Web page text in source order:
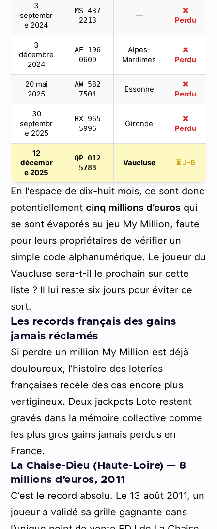
3
septembr
e 2024
MS 437
2213
—
❌
Perdu
3
décembre
2024
AE 196
0600
Alpes-
Maritimes
❌
Perdu
20 mai
2025
AW 582
7504
Essonne
❌
Perdu
30
septembr
e 2025
HX 965
5996
Gironde
❌
Perdu
12
décembr
e 2025
QP 012
5788
Vaucluse ⏳ J-6
En l’espace de dix-huit mois, ce sont donc
potentiellement cinq millions d’eurosqui
se sont évaporés au jeu My Million, faute
pour leurs propriétaires de vérifier un
simple code alphanumérique. Le joueur du
Vaucluse sera-t-il le prochain sur cette
liste ? Il lui reste six jours pour éviter ce
sort.
Les records français des gains
jamais réclamés
Si perdre un million My Million est déjà
douloureux, l’histoire des loteries
françaises recèle des cas encore plus
vertigineux. Deux jackpots Loto restent
gravés dans la mémoire collective comme
les plus gros gains jamais perdus en
France.
La Chaise-Dieu (Haute-Loire) — 8
millions d’euros, 2011
C’est le record absolu. Le 13 août 2011, un
joueur a validé sa grille gagnante dans